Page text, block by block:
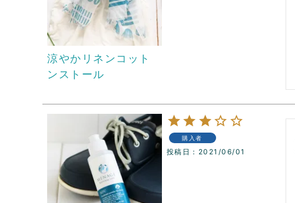
涼やかリネンコット
ンストール
購入者
投稿日 2021/06/01